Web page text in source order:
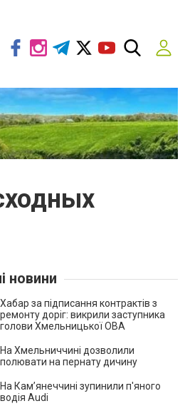
новини
Хабар за підписання контрактів з
ремонту доріг: викрили заступника
голови Хмельницької ОВА
На Хмельниччині дозволили
полювати на пернату дичину
На Камʼянеччині зупинили п'яного
водія Audi